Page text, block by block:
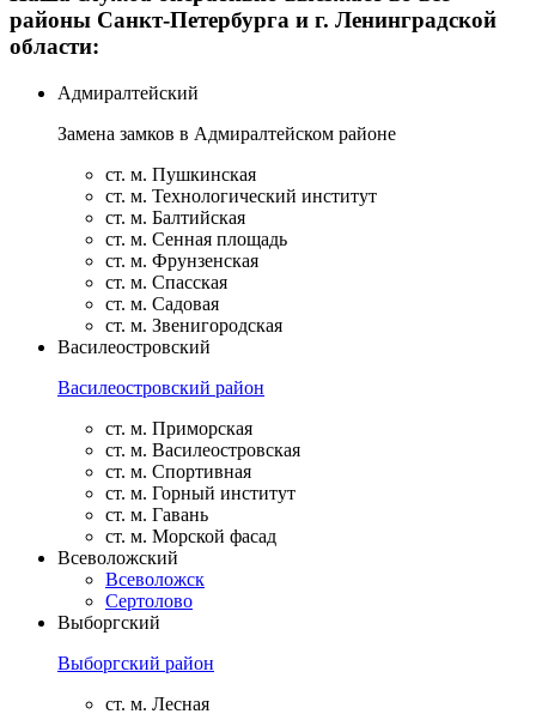
районы Санкт-Петербурга и г. Ленинградской
области:
Адмиралтейский
Замена замков в Адмиралтейском районе
ст. м. Пушкинская
ст. м. Технологический институт
ст. м. Балтийская
ст. м. Сенная площадь
ст. м. Фрунзенская
ст. м. Спасская
ст. м. Садовая
ст. м. Звенигородская
Василеостровский
Василеостровский район
ст. м. Приморская
ст. м. Василеостровская
ст. м. Спортивная
ст. м. Горный институт
ст. м. Гавань
ст. м. Морской фасад
Всеволожский
Всеволожск
Сертолово
Выборгский
Выборгский район
ст. м. Лесная